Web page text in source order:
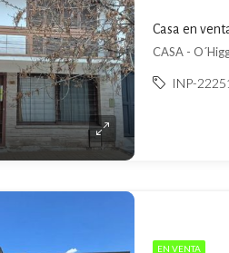
Casa en
CASA -
INP-
EN VENTA